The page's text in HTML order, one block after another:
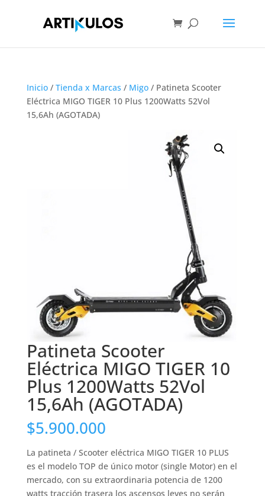
Inicio/ Tienda x Marcas / Migo/ Patineta Scooter
Eléctrica MIGO TIGER 10 Plus 1200Watts 52Vol
15,6Ah (AGOTADA)
Patineta Scooter
Eléctrica MIGO TIGER 10
Plus 1200Watts 52Vol
15,6Ah (AGOTADA)
$5.900.000
La patineta / Scooter eléctrica MIGO TIGER 10 PLUS
es el modelo TOP de único motor (single Motor) en el
mercado, con su extraordinaria potencia de 1200
watts tracción trasera los ascensos leves no serán